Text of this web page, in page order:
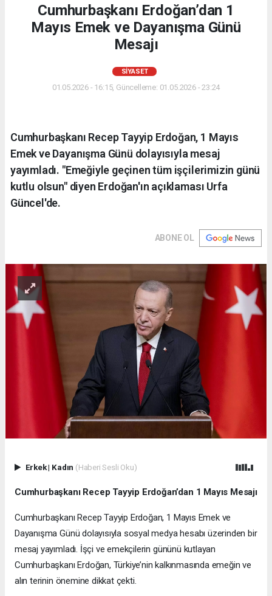
Cumhurbaşkanı Erdoğan’dan 1
Mayıs Emek ve Dayanışma Günü
Mesajı
SIYASET
01.05.2026 - 16:15, Güncelleme: 01.05.2026 - 23:24
Cumhurbaşkanı Recep Tayyip Erdoğan, 1 Mayıs
Emek ve Dayanışma Günü dolayısıyla mesaj
yayımladı. "Emeğiyle geçinen tüm işçilerimizin günü
kutlu olsun" diyen Erdoğan'ın açıklaması Urfa
Güncel'de.
ABONE OL
Erkek| Kadın (Haberi Sesli Oku)
Cumhurbaşkanı Recep Tayyip Erdoğan’dan 1 Mayıs Mesajı
Cumhurbaşkanı Recep Tayyip Erdoğan, 1 Mayıs Emek ve
Dayanışma Günü dolayısıyla sosyal medya hesabı üzerinden bir
mesaj yayımladı. İşçi ve emekçilerin gününü kutlayan
Cumhurbaşkanı Erdoğan, Türkiye’nin kalkınmasında emeğin ve
alın terinin önemine dikkat çekti.